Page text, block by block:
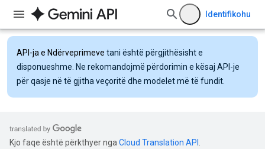
Identifikohu
API-ja e Ndërveprimeve tani është përgjithësisht e
disponueshme. Ne rekomandojmë përdorimin e kësaj API-je
për qasje në të gjitha veçoritë dhe modelet më të fundit.
Kjo faqe është përkthyer nga Cloud Translation API